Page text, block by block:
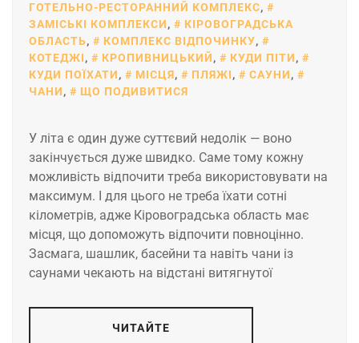
ГОТЕЛЬНО-РЕСТОРАННИЙ КОМПЛЕКС,
ЗАМІСЬКІ КОМПЛЕКСИ,
КІРОВОГРАДСЬКА
ОБЛАСТЬ, КОМПЛЕКС ВІДПОЧИНКУ,
КОТЕДЖІ, КРОПИВНИЦЬКИЙ, КУДИ ПІТИ,
КУДИ ПОЇХАТИ, МІСЦЯ, ПЛЯЖІ, САУНИ,
ЧАНИ, ЩО ПОДИВИТИСЯ
У літа є один дуже суттєвий недолік — воно
закінчується дуже швидко. Саме тому кожну
можливість відпочити треба використовувати на
максимум. І для цього не треба їхати сотні
кілометрів, адже Кіровоградська область має
місця, що допоможуть відпочити повноцінно.
Засмага, шашлик, басейни та навіть чани із
саунами чекають на відстані витягнутої
ЧИТАЙТЕ